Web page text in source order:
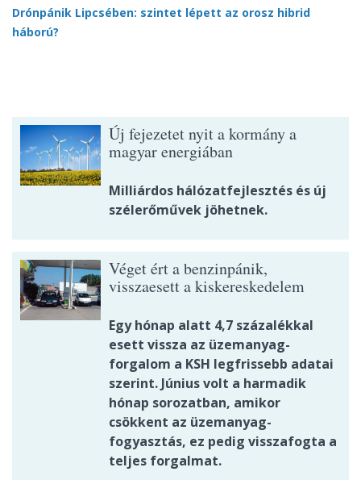
Drónpánik Lipcsében: szintet lépett az orosz hibrid
háború?
Új fejezetet nyit a kormány a
magyar energiában
Milliárdos hálózatfejlesztés és új
szélerőművek jöhetnek.
Véget ért a benzinpánik,
visszaesett a kiskereskedelem
Egy hónap alatt 4,7 százalékkal
esett vissza az üzemanyag-
forgalom a KSH legfrissebb adatai
szerint. Június volt a harmadik
hónap sorozatban, amikor
csökkent az üzemanyag-
fogyasztás, ez pedig visszafogta a
teljes forgalmat.